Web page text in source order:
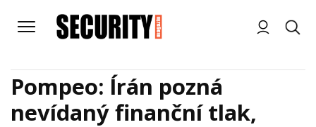
Pompeo: Írán pozná
nevídaný finanční tlak,